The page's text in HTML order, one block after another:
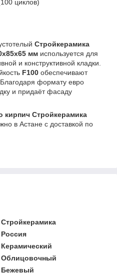
циклов)
Стройкерамика
мм используется для
и конструктивной кладки.
F100 обеспечивают
формату евро
и придаёт фасаду
кирпич Стройкерамика
в Астане с доставкой по
Стройкерамика
Россия
Керамический
Облицовочный
Бежевый